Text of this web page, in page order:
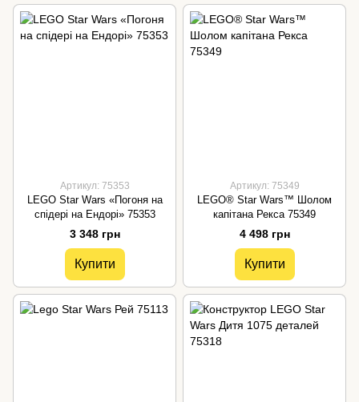
Артикул: 75353
LEGO Star Wars «Погоня на
спідері на Ендорі» 75353
3 348 грн
Купити
Артикул: 75349
LEGO® Star Wars™ Шолом
капітана Рекса 75349
4 498 грн
Купити